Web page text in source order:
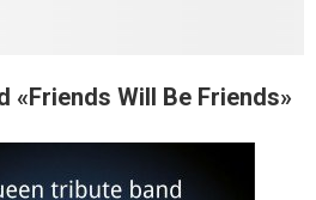
«Friends Will Be Friends»